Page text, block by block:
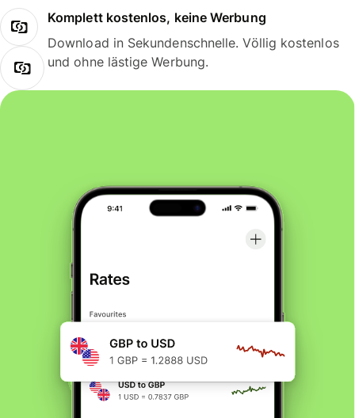
Komplett kostenlos, keine Werbung
Download in Sekundenschnelle. Völlig kostenlos
und ohne lästige Werbung.